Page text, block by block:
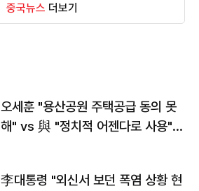
중국뉴스 더보기
오세훈 "용산공원 주택공급 동의 못
해" vs 與 "정치적 어젠다로 사용"
李대통령 "외신서 보던 폭염 상황 현